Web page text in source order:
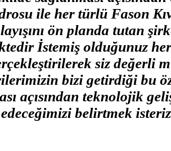
ile her türlü Fason
ön planda tutan
İstemiş olduğunuz
siz değerli
bizi getirdiği bu
açısından teknolojik
belirtmek